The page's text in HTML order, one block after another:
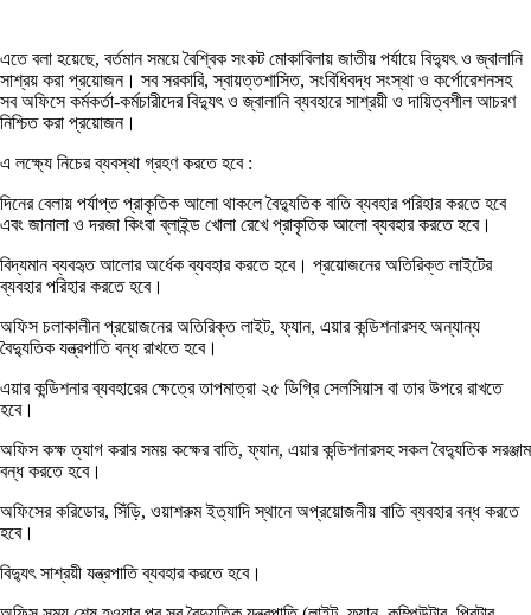
এতে বলা হয়েছে, বর্তমান সময়ে বৈশ্বিক সংকট মোকাবিলায় জাতীয় পর্যায়ে বিদ্যুৎ ও জ্বালানি
সাশ্রয় করা প্রয়োজন। সব সরকারি, স্বায়ত্তশাসিত, সংবিধিবদ্ধ সংস্থা ও কর্পোরেশনসহ
সব অফিসে কর্মকর্তা-কর্মচারীদের বিদ্যুৎ ও জ্বালানি ব্যবহারে সাশ্রয়ী ও দায়িত্বশীল আচরণ
নিশ্চিত করা প্রয়োজন।
এ লক্ষ্যে নিচের ব্যবস্থা গ্রহণ করতে হবে :
দিনের বেলায় পর্যাপ্ত প্রাকৃতিক আলো থাকলে বৈদ্যুতিক বাতি ব্যবহার পরিহার করতে হবে
এবং জানালা ও দরজা কিংবা ব্লাইন্ড খোলা রেখে প্রাকৃতিক আলো ব্যবহার করতে হবে।
বিদ্যমান ব্যবহৃত আলোর অর্ধেক ব্যবহার করতে হবে। প্রয়োজনের অতিরিক্ত লাইটের
ব্যবহার পরিহার করতে হবে।
অফিস চলাকালীন প্রয়োজনের অতিরিক্ত লাইট, ফ্যান, এয়ার কন্ডিশনারসহ অন্যান্য
বৈদ্যুতিক যন্ত্রপাতি বন্ধ রাখতে হবে।
এয়ার কন্ডিশনার ব্যবহারের ক্ষেত্রে তাপমাত্রা ২৫ ডিগ্রি সেলসিয়াস বা তার উপরে রাখতে
হবে।
অফিস কক্ষ ত্যাগ করার সময় কক্ষের বাতি, ফ্যান, এয়ার কন্ডিশনারসহ সকল বৈদ্যুতিক সরঞ্জাম
বন্ধ করতে হবে।
অফিসের করিডোর, সিঁড়ি, ওয়াশরুম ইত্যাদি স্থানে অপ্রয়োজনীয় বাতি ব্যবহার বন্ধ করতে
হবে।
বিদ্যুৎ সাশ্রয়ী যন্ত্রপাতি ব্যবহার করতে হবে।